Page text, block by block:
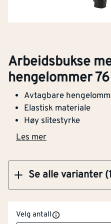
Arbeidsbukse
hengelommer
Avtagbare
Elastisk materiale
Høy slitestyrke
Les mer
Se alle varianter
Arbeidsbukse med
76 cm C58 svart
Klikk og hent
Velg antall